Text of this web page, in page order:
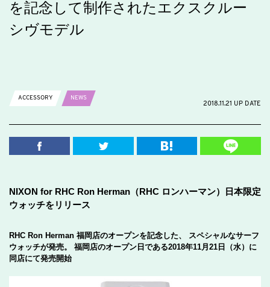
を記念して制作されたエクスクルー
シヴモデル
ACCESSORY
NEWS
2018.11.21 UP DATE
NIXON for RHC Ron Herman（RHC ロンハーマン）日本限定
ウォッチをリリース
RHC Ron Herman 福岡店のオープンを記念した、 スペシャルなサーフ
ウォッチが発売。 福岡店のオープン日である2018年11月21日（水）に
同店にて発売開始